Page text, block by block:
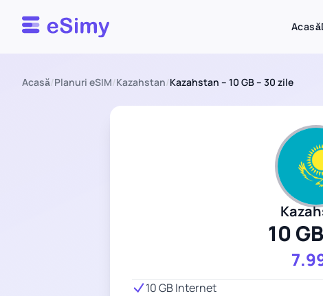
Esimy Acasă
Acasă/Planuri eSIM/Kazahstan/Kazahstan – 10 GB – 30 zile
10 GB
10 GB Internet